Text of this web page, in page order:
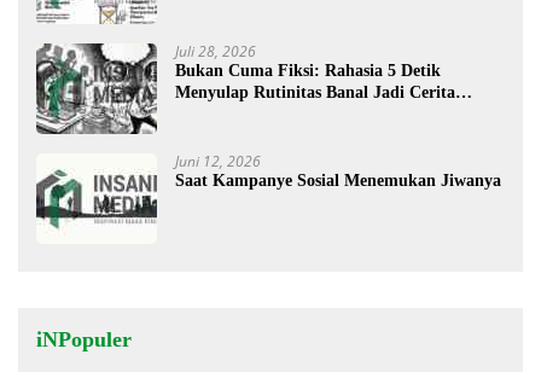
Juli 28, 2026
Bukan Cuma Fiksi: Rahasia 5 Detik
Menyulap Rutinitas Banal Jadi Cerita
Juni 12, 2026
Saat Kampanye Sosial Menemukan Jiwanya
iNPopuler